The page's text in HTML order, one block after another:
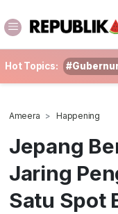
Hot Topics:
Ameera Happening
Jepang
Jaring
Satu Spot